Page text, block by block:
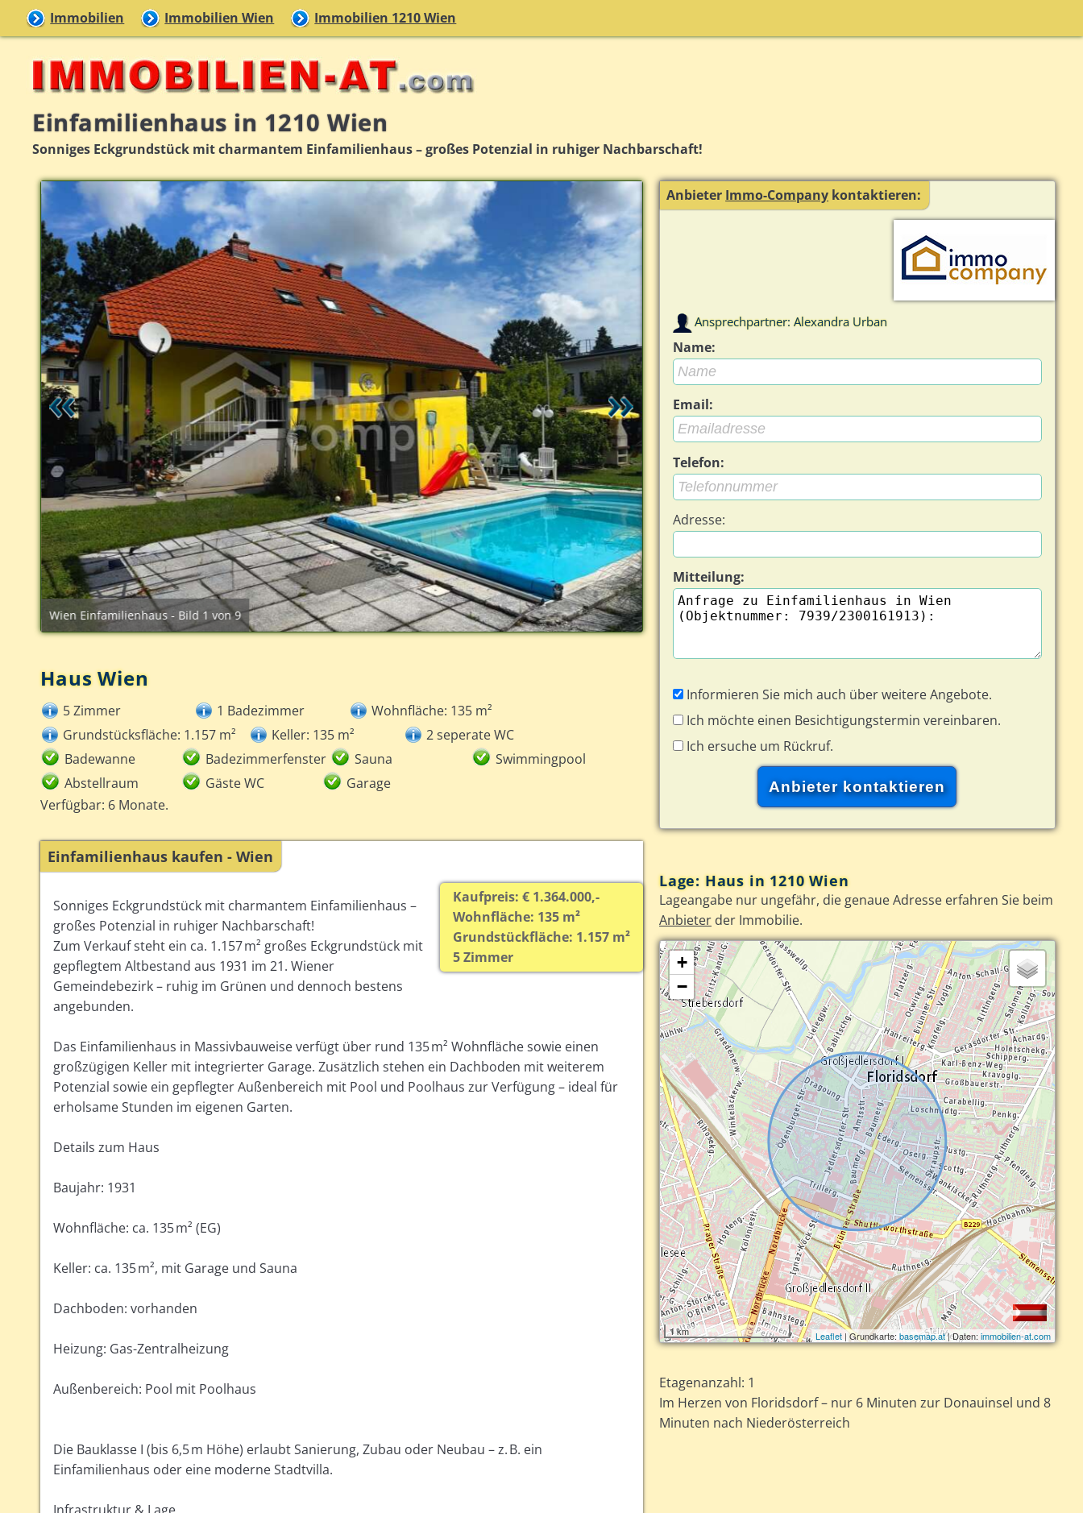
Immobilien Immobilien Wien Immobilien 1210 Wien
Einfamilienhaus in 1210 Wien
Sonniges Eckgrundstück mit charmantem Einfamilienhaus – großes Potenzial in ruhiger Nachbarschaft!
Wien Einfamilienhaus - Bild 1 von 9 Wien Einfamilienhaus - Bild 2 von 9
Haus Wien
5 Zimmer 1 Badezimmer
Wohnfläche: 135 m²
Grundstücksfläche: 1.157 m²
Keller: 135 m²
2 seperate WC
Badewanne
Badezimmerfenster Sauna
Swimmingpool
Abstellraum
Gäste WC
Garage
Verfügbar: 6 Monate.
Einfamilienhaus kaufen - Wien
Kaufpreis: € 1.364.000,-
Wohnfläche: 135 m²
Grundstückfläche: 1.157 m²
5 Zimmer
Sonniges Eckgrundstück mit charmantem Einfamilienhaus –
großes Potenzial in ruhiger Nachbarschaft!
Zum Verkauf steht ein ca. 1.157 m² großes Eckgrundstück mit
gepflegtem Altbestand aus 1931 im 21. Wiener
Gemeindebezirk – ruhig im Grünen und dennoch bestens
angebunden.
Das Einfamilienhaus in Massivbauweise verfügt über rund 135 m² Wohnfläche sowie einen
großzügigen Keller mit integrierter Garage. Zusätzlich stehen ein Dachboden mit weiterem
Potenzial sowie ein gepflegter Außenbereich mit Pool und Poolhaus zur Verfügung – ideal für
erholsame Stunden im eigenen Garten.
Details zum Haus
Baujahr: 1931
Wohnfläche: ca. 135 m² (EG)
Keller: ca. 135 m², mit Garage und Sauna
Dachboden: vorhanden
Heizung: Gas-Zentralheizung
Außenbereich: Pool mit Poolhaus
Die Bauklasse I (bis 6,5 m Höhe) erlaubt Sanierung, Zubau oder Neubau – z. B. ein
Einfamilienhaus oder eine moderne Stadtvilla.
Anbieter Immo-Company kontaktieren:
Ansprechpartner: Alexandra Urban
Name:
Email:
Telefon:
Adresse:
Mitteilung:
Informieren Sie mich auch über weitere Angebote.
Ich möchte einen Besichtigungstermin vereinbaren.
Ich ersuche um Rückruf.
Lage: Haus in 1210 Wien
Lageangabe nur ungefähr, die genaue Adresse erfahren Sie beim
Anbieter der Immobilie.
+
−
1 km Leaflet| Grundkarte: basemap.at| Daten:immobilien-at.com
Etagenanzahl: 1
Im Herzen von Floridsdorf – nur 6 Minuten zur Donauinsel und 8
Minuten nach Niederösterreich